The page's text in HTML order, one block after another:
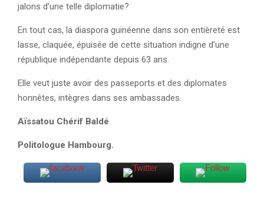
jalons d’une telle diplomatie?
En tout cas, la diaspora guinéenne dans son entièreté est
lasse, claquée, épuisée de cette situation indigne d’une
république indépendante depuis 63 ans.
Elle veut juste avoir des passeports et des diplomates
honnêtes, intègres dans ses ambassades.
Aïssatou Chérif Baldé
Politologue Hambourg.